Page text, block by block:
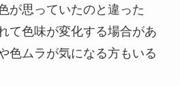
が思っていたのと違った
て色味が変化する場合があ
色ムラが気になる方もいる